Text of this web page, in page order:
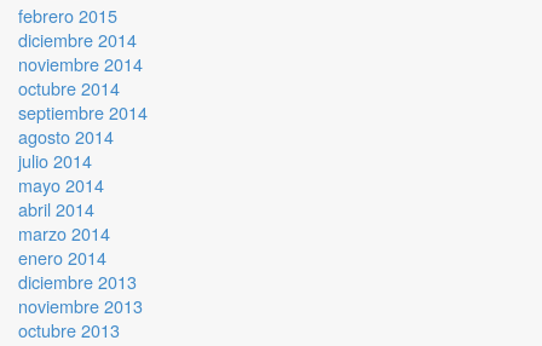
febrero 2015
diciembre 2014
noviembre 2014
octubre 2014
septiembre 2014
agosto 2014
julio 2014
mayo 2014
abril 2014
marzo 2014
enero 2014
diciembre 2013
noviembre 2013
octubre 2013